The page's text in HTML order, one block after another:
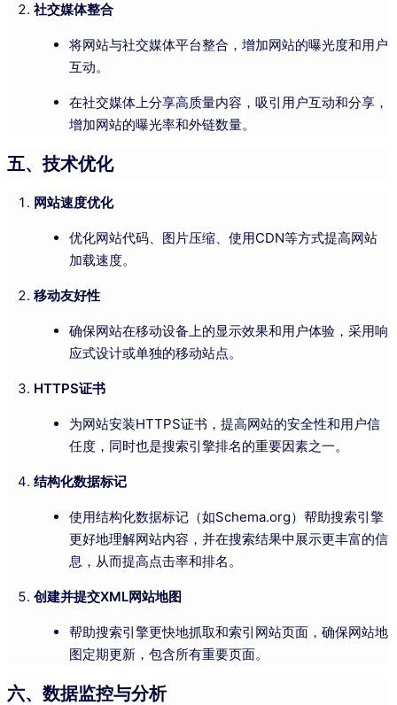
社交媒体整合
将网站与社交媒体平台整合，增加网站的曝光度和用户
互动。
在社交媒体上分享高质量内容，吸引用户互动和分享，
增加网站的曝光率和外链数量。
五、技术优化
网站速度优化
优化网站代码、图片压缩、使用CDN等方式提高网站
加载速度。
移动友好性
确保网站在移动设备上的显示效果和用户体验，采用响
应式设计或单独的移动站点。
HTTPS证书
为网站安装HTTPS证书，提高网站的安全性和用户信
任度，同时也是搜索引擎排名的重要因素之一。
结构化数据标记
使用结构化数据标记（如Schema.org）帮助搜索引擎
更好地理解网站内容，并在搜索结果中展示更丰富的信
息，从而提高点击率和排名。
创建并提交XML网站地图
帮助搜索引擎更快地抓取和索引网站页面，确保网站地
图定期更新，包含所有重要页面。
六、数据监控与分析